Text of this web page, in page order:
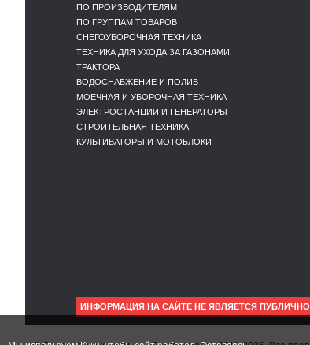
ПО ПРОИЗВОДИТЕЛЯМ
ПО ГРУППАМ ТОВАРОВ
СНЕГОУБОРОЧНАЯ ТЕХНИКА
ТЕХНИКА ДЛЯ УХОДА ЗА ГАЗОНАМИ
ТРАКТОРА
ВОДОСНАБЖЕНИЕ И ПОЛИВ
МОЕЧНАЯ И УБОРОЧНАЯ ТЕХНИКА
ЭЛЕКТРОСТАНЦИИ И ГЕНЕРАТОРЫ
СТРОИТЕЛЬНАЯ ТЕХНИКА
КУЛЬТИВАТОРЫ И МОТОБЛОКИ
ИНФОРМАЦИЯ НА САЙТЕ НЕ ЯВЛЯЕТСЯ